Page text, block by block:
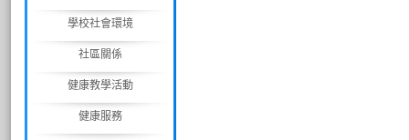
學校社會環境
社區關係
健康教學活動
健康服務